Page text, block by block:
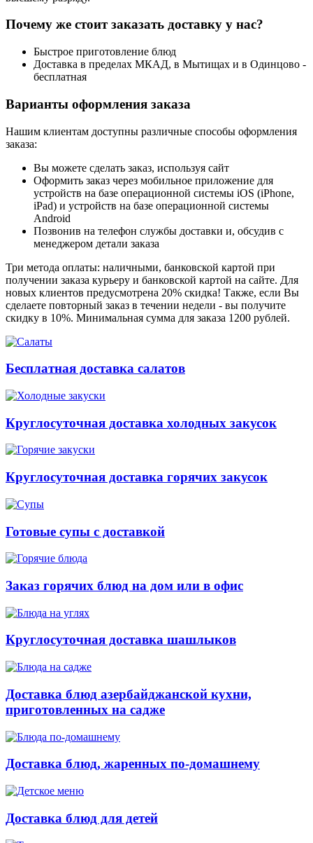
Почему же стоит заказать доставку у нас?
Быстрое приготовление блюд
Доставка в пределах МКАД, в Мытищах и в Одинцово -
бесплатная
Варианты оформления заказа
Нашим клиентам доступны различные способы оформления
заказа:
Вы можете сделать заказ, используя сайт
Оформить заказ через мобильное приложение для
устройств на базе операционной системы iOS (iPhone,
iPad) и устройств на базе операционной системы
Android
Позвонив на телефон службы доставки и, обсудив с
менеджером детали заказа
Три метода оплаты: наличными, банковской картой при
получении заказа курьеру и банковской картой на сайте. Для
новых клиентов предусмотрена 20% скидка! Также, если Вы
сделаете повторный заказ в течении недели - вы получите
скидку в 10%. Минимальная сумма для заказа 1200 рублей.
Бесплатная доставка салатов
Круглосуточная доставка холодных закусок
Круглосуточная доставка горячих закусок
Готовые супы с доставкой
Заказ горячих блюд на дом или в офис
Круглосуточная доставка шашлыков
Доставка блюд азербайджанской кухни,
приготовленных на садже
Доставка блюд, жаренных по-домашнему
Доставка блюд для детей